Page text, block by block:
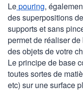
Lepouring,
des superpositions
supports et sans
permet de réaliser
des objets de votre
Le principe de base
toutes sortes de
etc) sur une surface